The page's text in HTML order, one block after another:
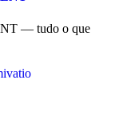
— tudo o que